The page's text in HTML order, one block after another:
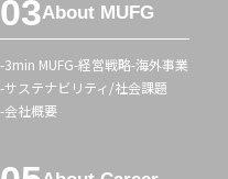
ニ
ュ
ー
About MUFG
3min MUFG 経営戦略 海外事業
サステナビリティ/社会課題
会社概要